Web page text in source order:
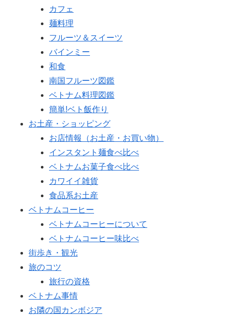
カフェ
麺料理
フルーツ＆スイーツ
バインミー
和食
南国フルーツ図鑑
ベトナム料理図鑑
簡単!ベト飯作り
お土産・ショッピング
お店情報（お土産・お買い物）
インスタント麺食べ比べ
ベトナムお菓子食べ比べ
カワイイ雑貨
食品系お土産
ベトナムコーヒー
ベトナムコーヒーについて
ベトナムコーヒー味比べ
街歩き・観光
旅のコツ
旅行の資格
ベトナム事情
お隣の国カンボジア